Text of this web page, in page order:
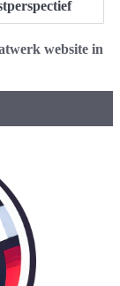
website in